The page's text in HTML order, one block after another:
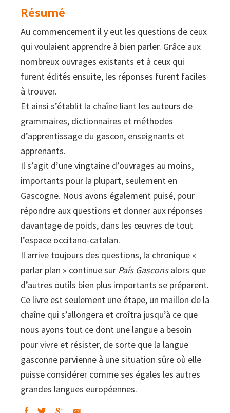
Résumé
Au commencement il y eut les questions de ceux
qui voulaient apprendre à bien parler. Grâce aux
nombreux ouvrages existants et à ceux qui
furent édités ensuite, les réponses furent faciles
à trouver.
Et ainsi s’établit la chaîne liant les auteurs de
grammaires, dictionnaires et méthodes
d’apprentissage du gascon, enseignants et
apprenants.
Il s’agit d’une vingtaine d’ouvrages au moins,
importants pour la plupart, seulement en
Gascogne. Nous avons également puisé, pour
répondre aux questions et donner aux réponses
davantage de poids, dans les œuvres de tout
l’espace occitano-catalan.
Il arrive toujours des questions, la chronique «
parlar plan » continue sur País Gasconsalors que
d’autres outils bien plus importants se préparent.
Ce livre est seulement une étape, un maillon de la
chaîne qui s’allongera et croîtra jusqu’à ce que
nous ayons tout ce dont une langue a besoin
pour vivre et résister, de sorte que la langue
gasconne parvienne à une situation sûre où elle
puisse considérer comme ses égales les autres
grandes langues européennes.